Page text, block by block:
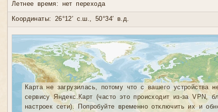
Летнее время: нет перехода
Координаты: 26°12′ с.ш., 50°34′ в.д.
Карта не загрузилась, потому что с вашего устройства
сервису Яндекс.Карт (часто это происходит из-за VPN,
настроек сети). Попробуйте временно отключить их и